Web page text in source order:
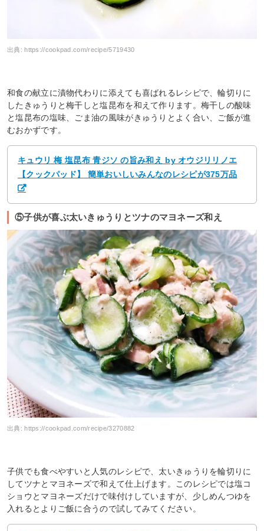
出典:https://cookpad.com/recipe/5719430
和食の献立に漬物代わりに添えても喜ばれるレシピで、輪切りに
したきゅうりと梅干しと塩昆布を和えて作ります。梅干しの酸味
と塩昆布の塩味、ごま油の風味がきゅうりとよく合い、ご飯が進
むおかずです。
キュウリ 梅 塩昆布 青ジソ の旨み和え by オウジリリノエ
【クックパッド】 簡単おいしいみんなのレシピが375万品
⑤子供が喜ぶ太いきゅうりとツナのマヨネーズ和え
出典:https://cookpad.com/recipe/3270882
子供でも食べやすいと人気のレシピで、太いきゅうりを輪切りに
してツナとマヨネーズで和えて仕上げます。このレシピでは塩コ
ショウとマヨネーズだけで味付けしていますが、少しめんつゆを
入れるとよりご飯に合うので試してみてください。